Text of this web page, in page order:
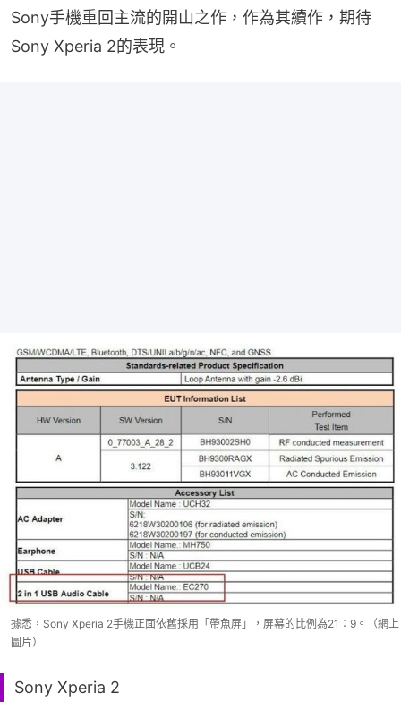
Sony手機重回主流的開山之作，作為其續作，期待
Sony Xperia 2的表現。
據悉，Sony Xperia 2手機正面依舊採用「帶魚屏」，屏幕的比例為21：9。（網上
圖片）
Sony Xperia 2